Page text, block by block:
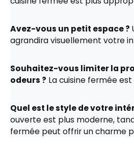
Avez-vous un petit espace ?
agrandira visuellement votre
Souhaitez-vous limiter la
odeurs ? La cuisine fermée
Quel est le style de votre
ouverte est plus moderne,
fermée peut offrir un charme